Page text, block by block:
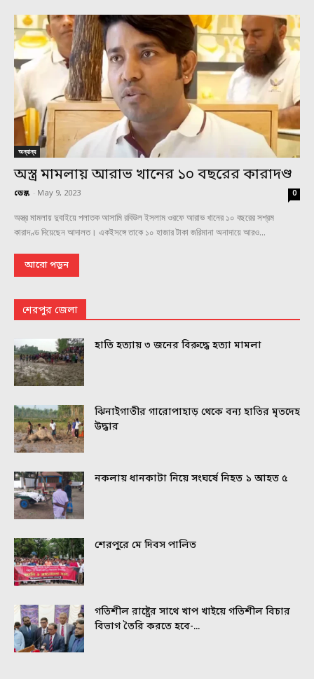
অন্যান্য
অস্ত্র মামলায় আরাভ খানের ১০ বছরের কারাদণ্ড
ডেস্ক - May 9, 2023 0
অস্ত্র মামলায় দুবাইয়ে পলাতক আসামি রবিউল ইসলাম ওরফে আরাভ খানের ১০ বছরের সশ্রম
কারাদণ্ড দিয়েছেন আদালত। একইসঙ্গে তাকে ১০ হাজার টাকা জরিমানা অনাদায়ে আরও...
আরো পড়ুন
শেরপুর জেলা
হাতি হত্যায় ৩ জনের বিরুদ্ধে হত্যা মামলা
ঝিনাইগাতীর গারোপাহাড় থেকে বন্য হাতির মৃতদেহ
উদ্ধার
নকলায় ধানকাটা নিয়ে সংঘর্ষে নিহত ১ আহত ৫
শেরপুরে মে দিবস পালিত
গতিশীল রাষ্ট্রের সাথে খাপ খাইয়ে গতিশীল বিচার
বিভাগ তৈরি করতে হবে-...